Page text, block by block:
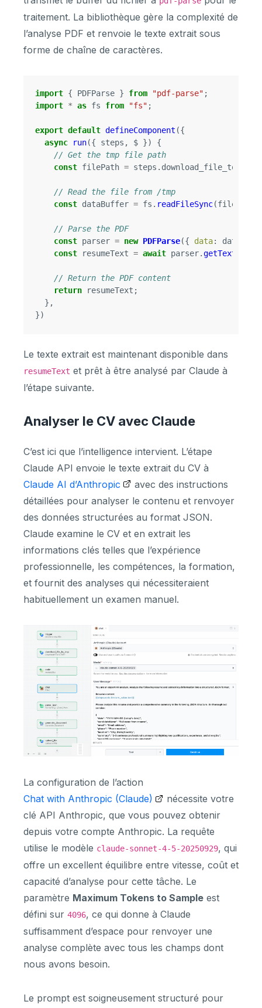
traitement. La bibliothèque gère la complexité de
l’analyse PDF et renvoie le texte extrait sous
forme de chaîne de caractères.
import { PDFParse } from "pdf-parse" ;
import * as fs from "fs" ;
export default defineComponent ({
async
run({ steps , $ })
{
// Get the tmp file path
const filePath = steps . download_file_to_tmp
// Read the file from /tmp
const dataBuffer = fs . readFileSync(filePath
// Parse the PDF
const parser = new PDFParse({ data:
const
resumeText = await parser.getText
// Return the PDF content
return
resumeText ;
},
})
Le texte extrait est maintenant disponible dans
resumeText et prêt à être analysé par Claude à
l’étape suivante.
Analyser le CV avec Claude
C’est ici que l’intelligence intervient. L’étape
Claude API envoie le texte extrait du CV à
Claude AI d’Anthropic
avec des instructions
détaillées pour analyser le contenu et renvoyer
des données structurées au format JSON.
Claude examine le CV et en extrait les
informations clés telles que l’expérience
professionnelle, les compétences, la formation,
et fournit des analyses qui nécessiteraient
habituellement un examen manuel.
La configuration de l’action
Chat with Anthropic (Claude)
nécessite votre
clé API Anthropic, que vous pouvez obtenir
depuis votre compte Anthropic. La requête
utilise le modèle claude-sonnet-4-5-20250929, qui
offre un excellent équilibre entre vitesse, coût et
capacité d’analyse pour cette tâche. Le
paramètre Maximum Tokens to Sample est
défini sur 4096, ce qui donne à Claude
suffisamment d’espace pour renvoyer une
analyse complète avec tous les champs dont
nous avons besoin.
Le prompt est soigneusement structuré pour